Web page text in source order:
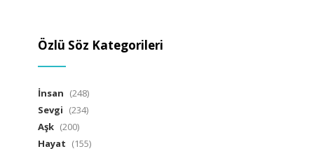
Özlü Söz Kategorileri
İnsan (248)
Sevgi (234)
Aşk (200)
Hayat (155)